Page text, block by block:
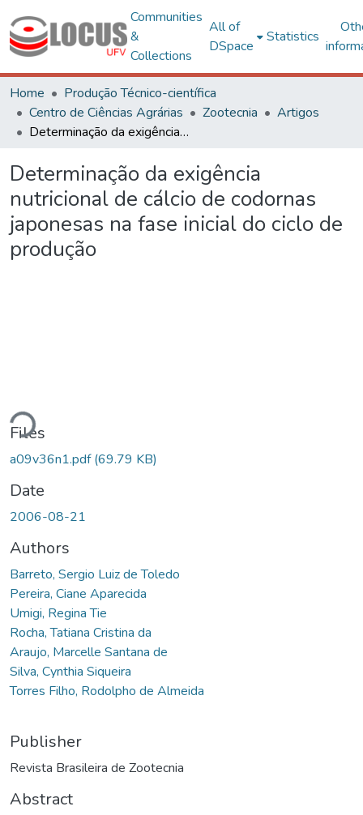
Communities
&
Collections
All of
DSpace
Statistics
Home
Produção Técnico-científica
Centro de Ciências Agrárias
Zootecnia
Artigos
Determinação da exigência nutricional de cálcio de codornas japonesas na fase inicial do ciclo de produção
Determinação da exigência
nutricional de cálcio de codornas
japonesas na fase inicial do ciclo de
produção
Files
a09v36n1.pdf(69.79 KB)
Date
2006-08-21
Authors
Barreto, Sergio Luiz de Toledo
Pereira, Ciane Aparecida
Umigi, Regina Tie
Rocha, Tatiana Cristina da
Araujo, Marcelle Santana de
Silva, Cynthia Siqueira
Torres Filho, Rodolpho de Almeida
Publisher
Revista Brasileira de Zootecnia
Abstract